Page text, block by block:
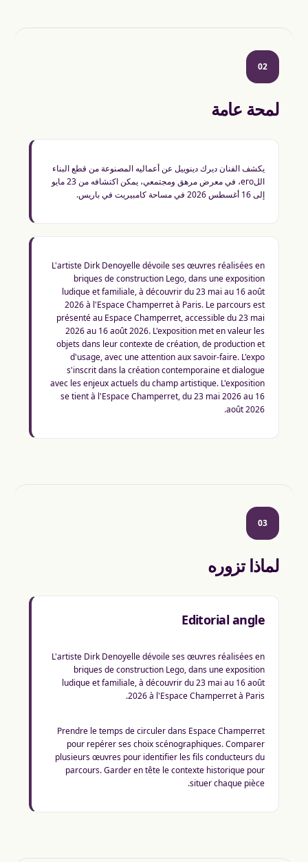
02
لمحة عامة
يكشف الفنان ديرك دينوييل عن أعماليه المصنوعة من قطع البناء
اللего، في معرض مرهق ومجتمعي، يمكن اكتشافه من 23 مايو
إلى 16 أغسطس 2026 في مساحة كامبيريت في باريس.
L'artiste Dirk Denoyelle dévoile ses œuvres réalisées en
briques de construction Lego, dans une exposition
ludique et familiale, à découvrir du 23 mai au 16 août
2026 à l'Espace Champerret à Paris. Le parcours est
présenté au Espace Champerret, accessible du 23 mai
2026 au 16 août 2026. L'exposition met en valeur les
objets dans leur contexte de création, de production et
d'usage, avec une attention aux savoir-faire. L'expo
s'inscrit dans la création contemporaine et dialogue
avec les enjeux actuels du champ artistique. L'exposition
se tient à l'Espace Champerret, du 23 mai 2026 au 16
août 2026.
03
لماذا تزوره
Editorial angle
L'artiste Dirk Denoyelle dévoile ses œuvres réalisées en
briques de construction Lego, dans une exposition
ludique et familiale, à découvrir du 23 mai au 16 août
2026 à l'Espace Champerret à Paris.
Prendre le temps de circuler dans Espace Champerret
pour repérer ses choix scénographiques. Comparer
plusieurs œuvres pour identifier les fils conducteurs du
parcours. Garder en tête le contexte historique pour
situer chaque pièce.